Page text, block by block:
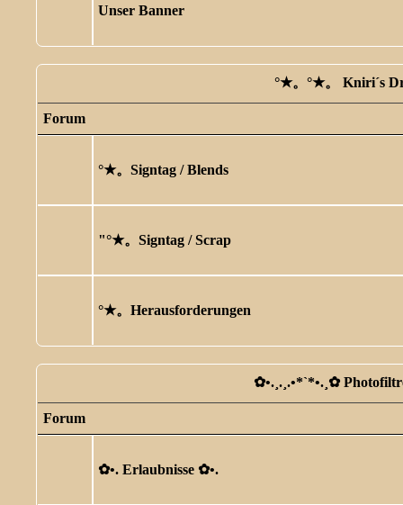
Unser Banner
°★。°★。 Kniri´s
Forum
°★。Signtag / Blends
"°★。Signtag / Scrap
°★。Herausforderungen
✿ •.¸.¸.•*`*•.¸✿
Forum
✿ •. Erlaubnisse ✿ •.